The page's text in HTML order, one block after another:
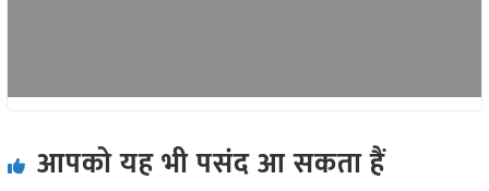
आपको यह भी पसंद आ सकता हैं